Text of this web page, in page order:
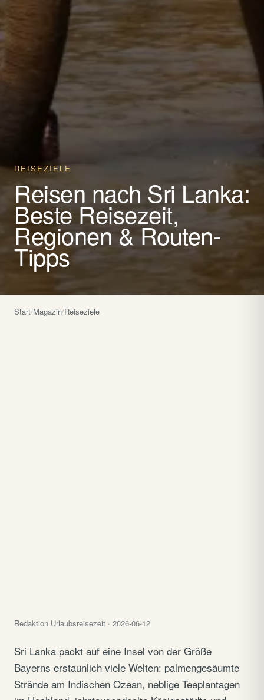
REISEZIELE
Reisen nach Sri Lanka:
Beste Reisezeit,
Regionen & Routen-
Tipps
Start/Magazin/Reiseziele
Redaktion Urlaubsreisezeit · 2026-06-12
Sri Lanka packt auf eine Insel von der Größe
Bayerns erstaunlich viele Welten: palmengesäumte
Strände am Indischen Ozean, neblige Teeplantagen